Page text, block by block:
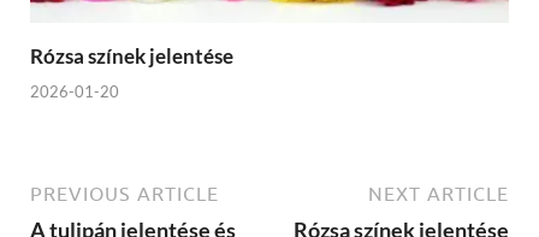
Rózsa színek jelentése
2026-01-20
PREVIOUS ARTICLE
A tulipán jelentése és
NEXT ARTICLE
Rózsa színek jelentése